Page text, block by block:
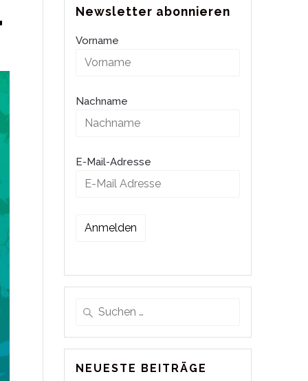
Newsletter abonnieren
Vorname
Nachname
E-Mail-Adresse
Suche
NEUESTE BEITRÄGE